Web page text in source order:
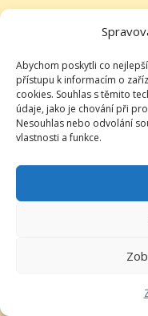
Abychom poskytli co
přístupu k informacím o
cookies. Souhlas s těmito
údaje, jako je chování při
Nesouhlas nebo odvolání
vlastnosti a funkce.